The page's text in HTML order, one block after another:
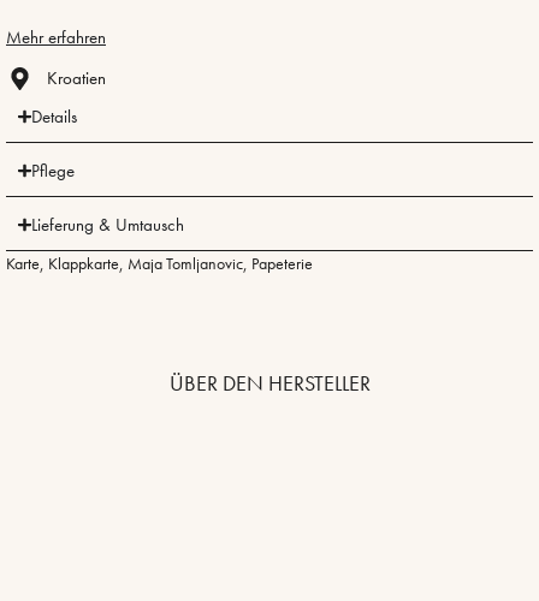
Mehr erfahren
Kroatien
Details
Pflege
Lieferung & Umtausch
Karte, Klappkarte, Maja Tomljanovic, Papeterie
ÜBER DEN HERSTELLER